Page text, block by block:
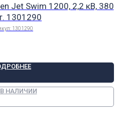
Jet Swim 1200, 2,2 кВ, 380
1301290
1301290
В НАЛИЧИИ